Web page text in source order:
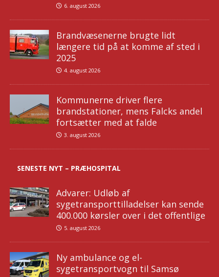
6. august 2026
Brandvæsenerne brugte lidt
længere tid på at komme af sted i
2025
4. august 2026
Kommunerne driver flere
brandstationer, mens Falcks andel
fortsætter med at falde
3. august 2026
SENESTE NYT – PRÆHOSPITAL
Advarer: Udløb af
sygetransporttilladelser kan sende
400.000 kørsler over i det offentlige
5. august 2026
Ny ambulance og el-
sygetransportvogn til Samsø